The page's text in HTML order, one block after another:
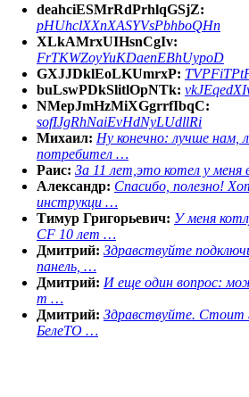
deahciESMrRdPrhlqGSjZ:
pHUhclXXnXASYVsPbhboQHn
XLkAMrxUIHsnCgIv:
FrTKWZoyYuKDaenEBhUypoD
GXJJDklEoLKUmrxP:
buLswPDkSlitlOpNTk:
NMepJmHzMiXGgrrfIbqC:
sofIJgRhNaiEvHdNyLUdllRi
Михаил: Ну конечно: лучше нам,
потребител …
Раис: За 11 лет,это котел у меня
Александр: Спасибо, полезно!
инструкци …
Тимур Григорьевич: У меня
CF 10 лет …
Дмитрий: Здравствуйте
панель, …
Дмитрий: И еще один вопрос:
т …
Дмитрий: Здравствуйте. Стоит
БелеТО …